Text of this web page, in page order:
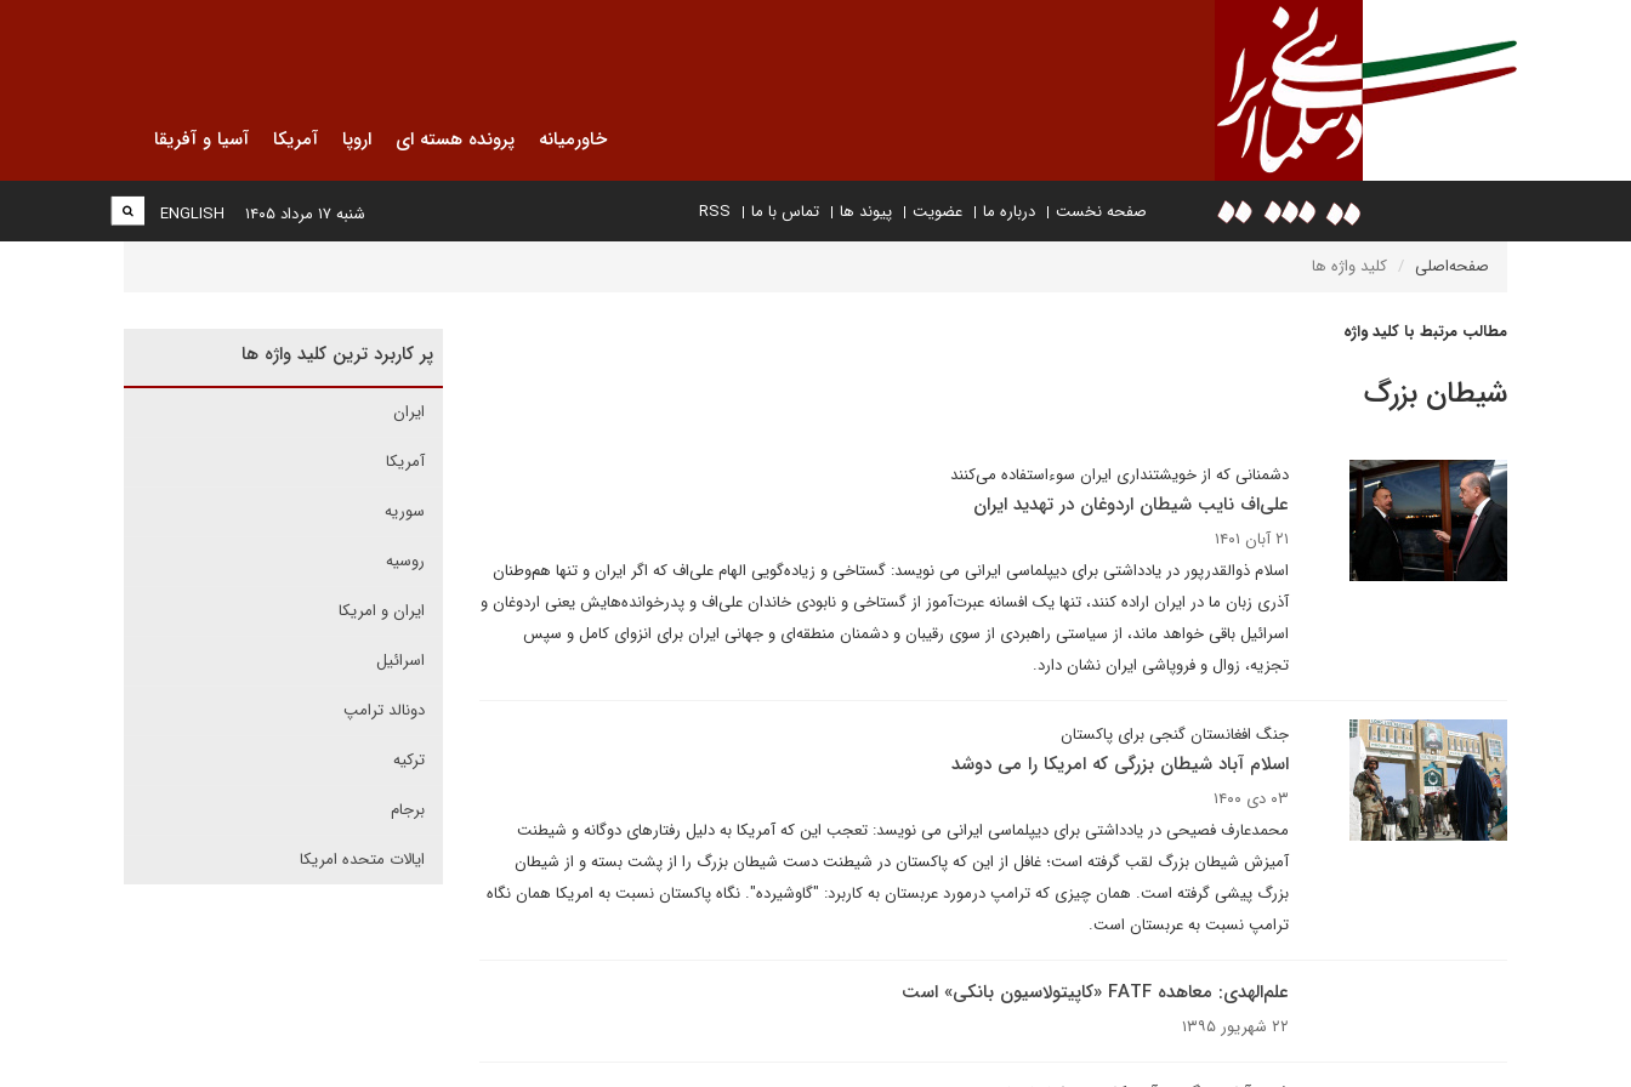
خاورمیانه پرونده هسته ای اروپا آمریکا آسیا و آفریقا
صفحه نخست درباره ما عضویت پیوند ها تماس با ما RSS
ENGLISH شنبه ۱۷ مرداد ۱۴۰۵
صفحه‌اصلی کلید واژه ها
مطالب مرتبط با کلید واژه
شیطان بزرگ
دشمنانی که از خویشتنداری ایران سوء‌استفاده می‌کنند
علی‌اف نایب شیطان اردوغان در تهدید ایران
۲۱ آبان ۱۴۰۱
اسلام ذوالقدرپور در یادداشتی برای دیپلماسی ایرانی می نویسد: گستاخی و زیاده‌گویی الهام علی‌اف که اگر ایران و تنها هم‌وطنان
آذری زبان ما در ایران اراده کنند، تنها یک افسانه عبرت‌آموز از گستاخی و نابودی خاندان علی‌اف و پدرخوانده‌هایش یعنی اردوغان و
اسرائیل باقی خواهد ماند، از سیاستی راهبردی از سوی رقیبان و دشمنان منطقه‌ای و جهانی ایران برای انزوای کامل و سپس
تجزیه، زوال و فروپاشی ایران نشان دارد.
جنگ افغانستان گنجی برای پاکستان
اسلام آباد شیطان بزرگی که امریکا را می دوشد
۰۳ دی ۱۴۰۰
محمدعارف فصیحی در یادداشتی برای دیپلماسی ایرانی می نویسد: تعجب این که آمریکا به دلیل رفتارهای دوگانه و شیطنت
آمیزش شیطان بزرگ لقب گرفته است؛ غافل از این که پاکستان در شیطنت دست شیطان بزرگ را از پشت بسته و از شیطان
بزرگ پیشی گرفته است. همان چیزی که ترامپ درمورد عربستان به کاربرد: "گاوشیرده". نگاه پاکستان نسبت به امریکا همان نگاه
ترامپ نسبت به عربستان است.
علم‌الهدی: معاهده FATF «کاپیتولاسیون بانکی» است
۲۲ شهریور ۱۳۹۵
پر کاربرد ترین کلید واژه ها
ایران
آمریکا
سوریه
روسیه
ایران و امریکا
اسرائیل
دونالد ترامپ
ترکیه
برجام
ایالات متحده امریکا